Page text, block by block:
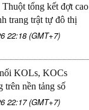
tổng kết đợt cao
trang trật tự đô thị
22:18 (GMT+7)
KOLs, KOCs
trên nền tảng số
22:17 (GMT+7)